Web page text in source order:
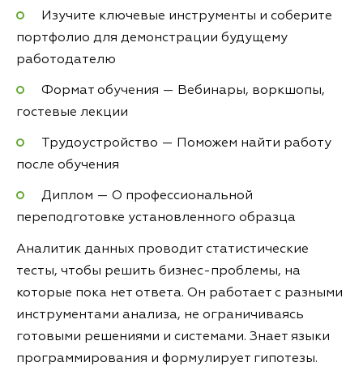
Изучите ключевые инструменты и соберите
портфолио для демонстрации будущему
работодателю
Формат обучения — Вебинары, воркшопы,
гостевые лекции
Трудоустройство — Поможем найти работу
после обучения
Диплом — О профессиональной
переподготовке установленного образца
Аналитик данных проводит статистические
тесты, чтобы решить бизнес-проблемы, на
которые пока нет ответа. Он работает с разными
инструментами анализа, не ограничиваясь
готовыми решениями и системами. Знает языки
программирования и формулирует гипотезы.